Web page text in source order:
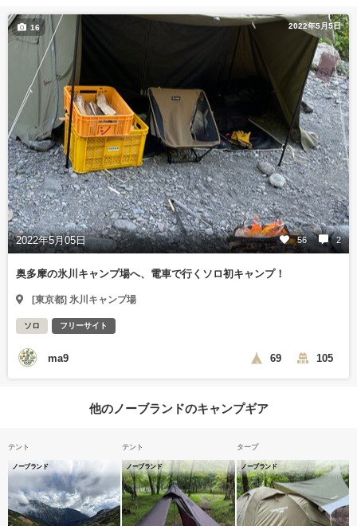
2022年5月5日
2022年5月05日 56 2
16
奥多摩の氷川キャンプ場へ、電車で行くソロ初キャンプ！
[東京都] 氷川キャンプ場
ソロ フリーサイト
ma9 69 105
他のノーブランドのキャンプギア
テント
ノーブランド
テント
ノーブランド
タープ
ノーブランド